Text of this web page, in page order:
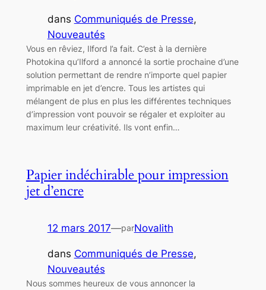
dans Communiqués de Presse
Nouveautés
Vous en rêviez, Ilford l’a fait. C’est à la dernière
Photokina qu’Ilford a annoncé la sortie prochaine d’une
solution permettant de rendre n’importe quel papier
imprimable en jet d’encre. Tous les artistes qui
mélangent de plus en plus les différentes techniques
d’impression vont pouvoir se régaler et exploiter au
maximum leur créativité. Ils vont enfin…
Papier indéchirable pour impression
jet d’encre
12 mars 2017—parNovalith
dans Communiqués de Presse
Nouveautés
Nous sommes heureux de vous annoncer la